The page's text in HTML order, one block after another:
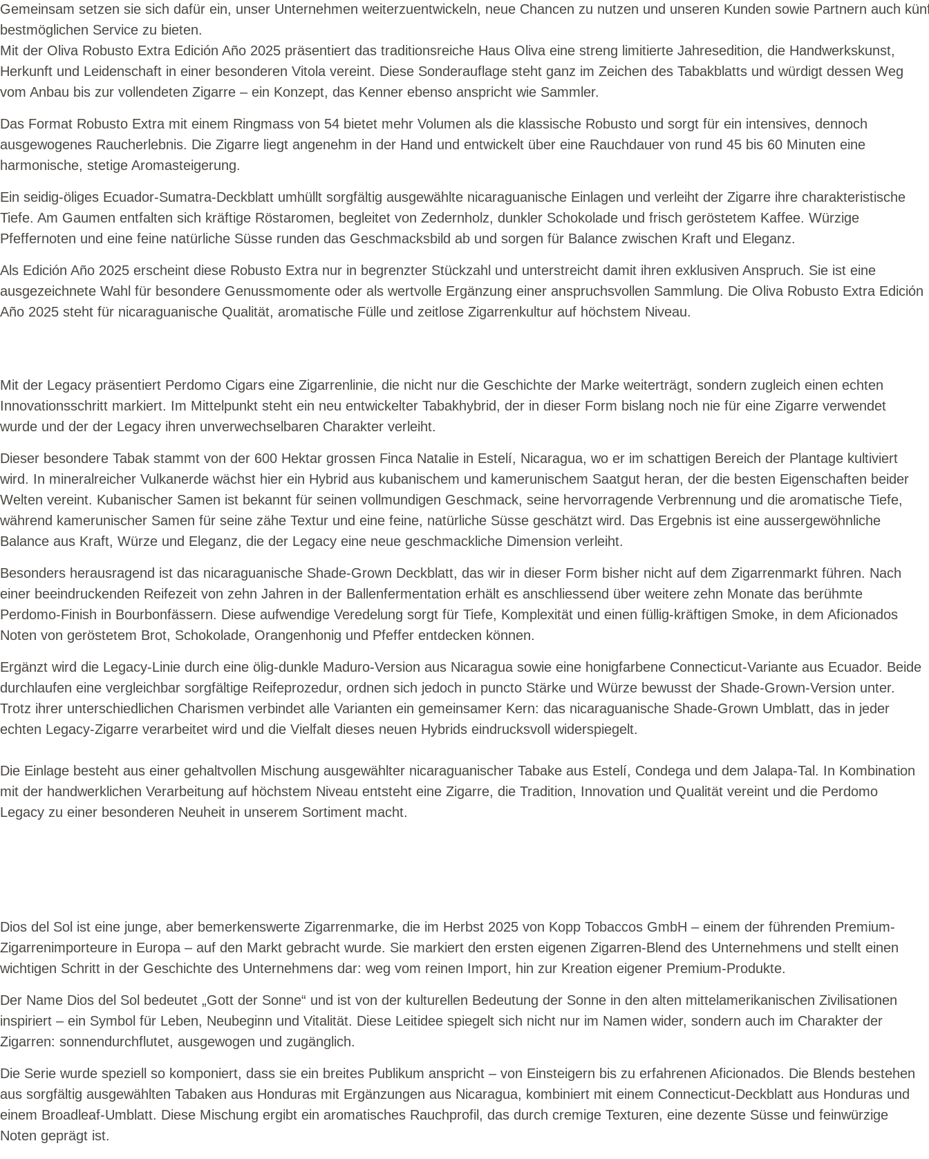
Gemeinsam setzen sie sich dafür ein, unser Unternehmen weiterzuentwickeln, neue Chancen zu nutzen und unseren Kunden sowie Partnern auch
bestmöglichen Service zu bieten.
Mit der Oliva Robusto Extra Edición Año 2025 präsentiert das traditionsreiche Haus Oliva eine streng limitierte Jahresedition, die Handwerkskunst,
Herkunft und Leidenschaft in einer besonderen Vitola vereint. Diese Sonderauflage steht ganz im Zeichen des Tabakblatts und würdigt dessen Weg
vom Anbau bis zur vollendeten Zigarre – ein Konzept, das Kenner ebenso anspricht wie Sammler.
Das Format Robusto Extra mit einem Ringmass von 54 bietet mehr Volumen als die klassische Robusto und sorgt für ein intensives, dennoch
ausgewogenes Raucherlebnis. Die Zigarre liegt angenehm in der Hand und entwickelt über eine Rauchdauer von rund 45 bis 60 Minuten eine
harmonische, stetige Aromasteigerung.
Ein seidig-öliges Ecuador-Sumatra-Deckblatt umhüllt sorgfältig ausgewählte nicaraguanische Einlagen und verleiht der Zigarre ihre charakteristische
Tiefe. Am Gaumen entfalten sich kräftige Röstaromen, begleitet von Zedernholz, dunkler Schokolade und frisch geröstetem Kaffee. Würzige
Pfeffernoten und eine feine natürliche Süsse runden das Geschmacksbild ab und sorgen für Balance zwischen Kraft und Eleganz.
Als Edición Año 2025 erscheint diese Robusto Extra nur in begrenzter Stückzahl und unterstreicht damit ihren exklusiven Anspruch. Sie ist eine
ausgezeichnete Wahl für besondere Genussmomente oder als wertvolle Ergänzung einer anspruchsvollen Sammlung. Die Oliva Robusto Extra Edición
Año 2025 steht für nicaraguanische Qualität, aromatische Fülle und zeitlose Zigarrenkultur auf höchstem Niveau.
Mit der Legacy präsentiert Perdomo Cigars eine Zigarrenlinie, die nicht nur die Geschichte der Marke weiterträgt, sondern zugleich einen echten
Innovationsschritt markiert. Im Mittelpunkt steht ein neu entwickelter Tabakhybrid, der in dieser Form bislang noch nie für eine Zigarre verwendet
wurde und der der Legacy ihren unverwechselbaren Charakter verleiht.
Dieser besondere Tabak stammt von der 600 Hektar grossen Finca Natalie in Estelí, Nicaragua, wo er im schattigen Bereich der Plantage kultiviert
wird. In mineralreicher Vulkanerde wächst hier ein Hybrid aus kubanischem und kamerunischem Saatgut heran, der die besten Eigenschaften beider
Welten vereint. Kubanischer Samen ist bekannt für seinen vollmundigen Geschmack, seine hervorragende Verbrennung und die aromatische Tiefe,
während kamerunischer Samen für seine zähe Textur und eine feine, natürliche Süsse geschätzt wird. Das Ergebnis ist eine aussergewöhnliche
Balance aus Kraft, Würze und Eleganz, die der Legacy eine neue geschmackliche Dimension verleiht.
Besonders herausragend ist das nicaraguanische Shade-Grown Deckblatt, das wir in dieser Form bisher nicht auf dem Zigarrenmarkt führen. Nach
einer beeindruckenden Reifezeit von zehn Jahren in der Ballenfermentation erhält es anschliessend über weitere zehn Monate das berühmte
Perdomo-Finish in Bourbonfässern. Diese aufwendige Veredelung sorgt für Tiefe, Komplexität und einen füllig-kräftigen Smoke, in dem Aficionados
Noten von geröstetem Brot, Schokolade, Orangenhonig und Pfeffer entdecken können.
Ergänzt wird die Legacy-Linie durch eine ölig-dunkle Maduro-Version aus Nicaragua sowie eine honigfarbene Connecticut-Variante aus Ecuador. Beide
durchlaufen eine vergleichbar sorgfältige Reifeprozedur, ordnen sich jedoch in puncto Stärke und Würze bewusst der Shade-Grown-Version unter.
Trotz ihrer unterschiedlichen Charismen verbindet alle Varianten ein gemeinsamer Kern: das nicaraguanische Shade-Grown Umblatt, das in jeder
echten Legacy-Zigarre verarbeitet wird und die Vielfalt dieses neuen Hybrids eindrucksvoll widerspiegelt.
Die Einlage besteht aus einer gehaltvollen Mischung ausgewählter nicaraguanischer Tabake aus Estelí, Condega und dem Jalapa-Tal. In Kombination
mit der handwerklichen Verarbeitung auf höchstem Niveau entsteht eine Zigarre, die Tradition, Innovation und Qualität vereint und die Perdomo
Legacy zu einer besonderen Neuheit in unserem Sortiment macht.
Dios del Sol ist eine junge, aber bemerkenswerte Zigarrenmarke, die im Herbst 2025 von Kopp Tobaccos GmbH – einem der führenden Premium-
Zigarrenimporteure in Europa – auf den Markt gebracht wurde. Sie markiert den ersten eigenen Zigarren-Blend des Unternehmens und stellt einen
wichtigen Schritt in der Geschichte des Unternehmens dar: weg vom reinen Import, hin zur Kreation eigener Premium-Produkte.
Der Name Dios del Sol bedeutet „Gott der Sonne“ und ist von der kulturellen Bedeutung der Sonne in den alten mittelamerikanischen Zivilisationen
inspiriert – ein Symbol für Leben, Neubeginn und Vitalität. Diese Leitidee spiegelt sich nicht nur im Namen wider, sondern auch im Charakter der
Zigarren: sonnendurchflutet, ausgewogen und zugänglich.
Die Serie wurde speziell so komponiert, dass sie ein breites Publikum anspricht – von Einsteigern bis zu erfahrenen Aficionados. Die Blends bestehen
aus sorgfältig ausgewählten Tabaken aus Honduras mit Ergänzungen aus Nicaragua, kombiniert mit einem Connecticut-Deckblatt aus Honduras und
einem Broadleaf-Umblatt. Diese Mischung ergibt ein aromatisches Rauchprofil, das durch cremige Texturen, eine dezente Süsse und feinwürzige
Noten geprägt ist.